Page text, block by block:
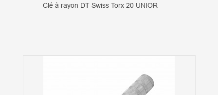
Clé à rayon DT Swiss Torx 20 UNIOR